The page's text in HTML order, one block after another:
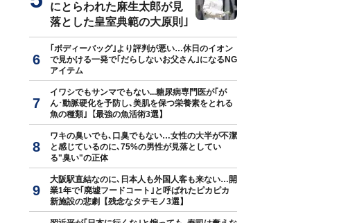
にとらわれた麻生太郎が見
落とした皇室典範の大原則｣
｢ボディーバッグ｣より評判が悪い…休日のイオン
で見かける一発で｢だらしないお父さん｣になるNG
アイテム
イワシでもサンマでもない...糖尿病専門医が｢が
ん･動脈硬化を予防し､美肌を保つ栄養素をとれる
魚の種類｣【最強の魚活術3選】
ワキの臭いでも､口臭でもない…女性の大半が不潔
と感じているのに､75%の男性が見落としてい
る"臭い"の正体
大阪駅直結なのに､日本人も外国人客も来ない…開
業1年で｢廃墟フードコート｣と呼ばれたピカピカ
新施設の悲劇【残念なタテモノ3選】